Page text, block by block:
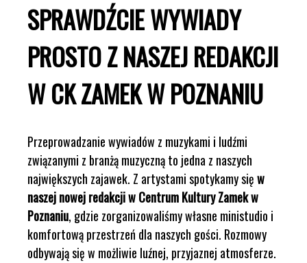
SPRAWDŹCIE WYWIADY
PROSTO Z NASZEJ REDAKCJI
W CK ZAMEK W POZNANIU
Przeprowadzanie wywiadów z muzykami i ludźmi
związanymi z branżą muzyczną to jedna z naszych
największych zajawek. Z artystami spotykamy sięw
naszej nowej redakcji w Centrum Kultury Zamek w
Poznaniu, gdzie zorganizowaliśmy własne ministudio i
komfortową przestrzeń dla naszych gości. Rozmowy
odbywają się w możliwie luźnej, przyjaznej atmosferze.